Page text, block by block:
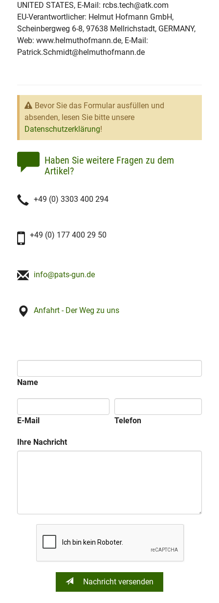
UNITED STATES, E-Mail: rcbs.tech@atk.com
EU-Verantwortlicher: Helmut Hofmann GmbH,
Scheinbergweg 6-8, 97638 Mellrichstadt, GERMANY,
Web: www.helmuthofmann.de, E-Mail:
Patrick.Schmidt@helmuthofmann.de
Bevor Sie das Formular ausfüllen und
absenden, lesen Sie bitte unsere
Datenschutzerklärung!
Haben Sie weitere Fragen zu dem
Artikel?
+49 (0) 3303 400 294
+49 (0) 177 400 29 50
info@pats-gun.de
Anfahrt - Der Weg zu uns
Name
E-Mail Telefon
Ihre Nachricht
Nachricht versenden